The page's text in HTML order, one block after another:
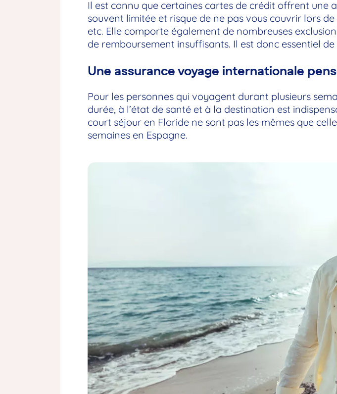
Il est connu que certaines cartes de crédit offrent une
souvent limitée et risque de ne pas vous couvrir lors
etc. Elle comporte également de nombreuses
de remboursement insuffisants. Il est donc essentiel
Une assurance voyage internationale
Pour les personnes qui voyagent durant plusieurs
durée, à l’état de santé et à la destination est
court séjour en Floride ne sont pas les mêmes que
semaines en Espagne.